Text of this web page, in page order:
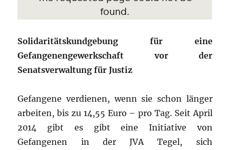
Solidaritätskundgebung für eine
Gefangenengewerkschaft vor der
Senatsverwaltung für Justiz
Gefangene verdienen, wenn sie schon länger
arbeiten, bis zu 14,55 Euro – pro Tag. Seit April
2014 gibt es gibt eine Initiative von
Gefangenen in der JVA Tegel, sich